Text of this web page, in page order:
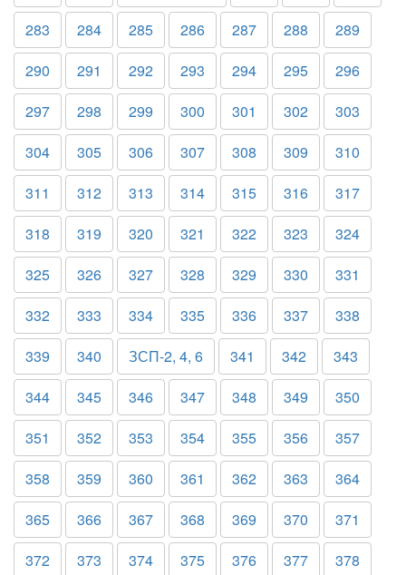
283
284 285 286 287 288
289
290
291 292 293 294 295
296
297
298 299 300 301 302
303
304
305 306 307 308 309
310
311
312 313 314 315 316
317
318
319 320 321 322 323
324
325
326 327 328 329 330
331
332
333 334 335 336 337
338
339
340 ЗСП-2, 4, 6 341 342
343
344
345 346 347 348 349
350
351
352 353 354 355 356
357
358
359 360 361 362 363
364
365
366 367 368 369 370
371
372
373 374 375 376 377 378